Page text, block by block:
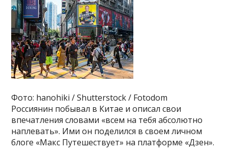
Фото: hanohiki / Shutterstock / Fotodom
Россиянин побывал в Китае и описал свои
впечатления словами «всем на тебя абсолютно
наплевать». Ими он поделился в своем личном
блоге «Макс Путешествует» на платформе «Дзен».